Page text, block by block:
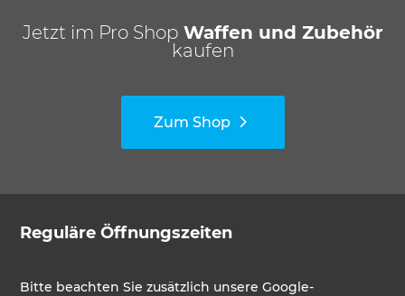
Jetzt im Pro Shop Waffen und Zubehör
kaufen
Zum Shop
Reguläre Öffnungszeiten
Bitte beachten Sie zusätzlich unsere Google-